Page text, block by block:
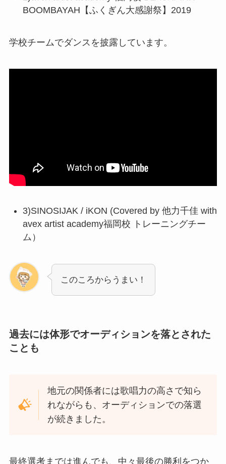
BOOMBAYAH【ふくぎん大感謝祭】2019
学校チームでダンスを披露しています。
3)SINOSIJAK / iKON (Covered by 他力千佳 with
avex artist academy福岡校 トレーニングチー
ム）
このころからうまい！
過去には体形でオーディションを落とされた
ことも
地元の関係者には歌唱力の高さで知ら
れながらも、オーディションでの落選
が続きました。
最終選考までは進んでも、中々最後の勝利をつか